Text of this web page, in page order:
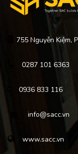
755 Nguyễn Kiệm,
0287 101 6363
0936 833 116
info@sacc.vn
www.sacc.vn